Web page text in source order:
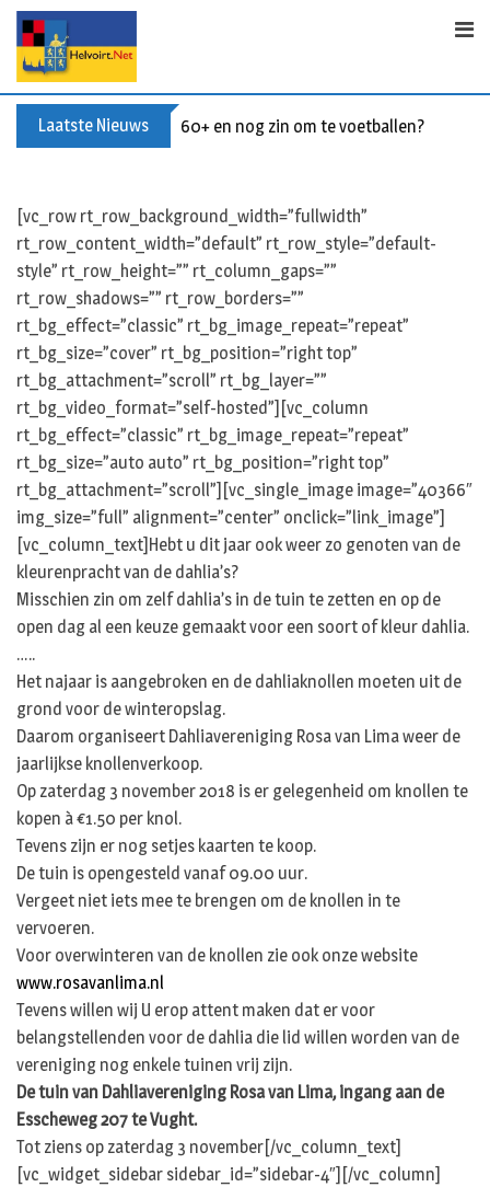
p
Laatste Nieuws 60+ en nog zin om te voetballen? Kom
[vc_row rt_row_background_width=”fullwidth”
rt_row_content_width=”default” rt_row_style=”default-
style” rt_row_height=”” rt_column_gaps=””
rt_row_shadows=”” rt_row_borders=””
rt_bg_effect=”classic” rt_bg_image_repeat=”repeat”
rt_bg_size=”cover” rt_bg_position=”right top”
rt_bg_attachment=”scroll” rt_bg_layer=””
rt_bg_video_format=”self-hosted”][vc_column
rt_bg_effect=”classic” rt_bg_image_repeat=”repeat”
rt_bg_size=”auto auto” rt_bg_position=”right top”
rt_bg_attachment=”scroll”][vc_single_image image=”40366″
img_size=”full” alignment=”center” onclick=”link_image”]
[vc_column_text]Hebt u dit jaar ook weer zo genoten van de
kleurenpracht van de dahlia’s?
Misschien zin om zelf dahlia’s in de tuin te zetten en op de
open dag al een keuze gemaakt voor een soort of kleur dahlia.
…..
Het najaar is aangebroken en de dahliaknollen moeten uit de
grond voor de winteropslag.
Daarom organiseert Dahliavereniging Rosa van Lima weer de
jaarlijkse knollenverkoop.
Op zaterdag 3 november 2018 is er gelegenheid om knollen te
kopen à €1.50 per knol.
Tevens zijn er nog setjes kaarten te koop.
De tuin is opengesteld vanaf 09.00 uur.
Vergeet niet iets mee te brengen om de knollen in te
vervoeren.
Voor overwinteren van de knollen zie ook onze website
www.rosavanlima.nl
Tevens willen wij U erop attent maken dat er voor
belangstellenden voor de dahlia die lid willen worden van de
vereniging nog enkele tuinen vrij zijn.
De tuin van Dahliavereniging Rosa van Lima, ingang aan de
Esscheweg 207 te Vught.
Tot ziens op zaterdag 3 november[/vc_column_text]
[vc_widget_sidebar sidebar_id=”sidebar-4″][/vc_column]